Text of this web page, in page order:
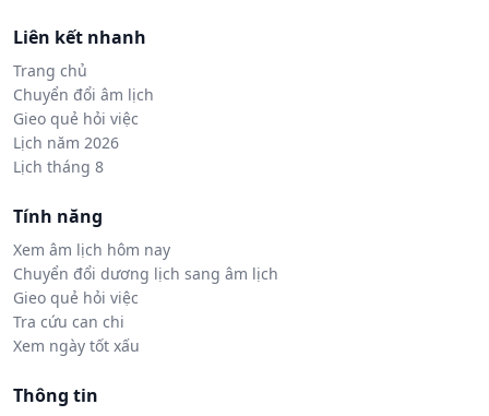
Liên kết nhanh
Trang chủ
Chuyển đổi âm lịch
Gieo quẻ hỏi việc
Lịch năm 2026
Lịch tháng 8
Tính năng
Xem âm lịch hôm nay
Chuyển đổi dương lịch sang âm lịch
Gieo quẻ hỏi việc
Tra cứu can chi
Xem ngày tốt xấu
Thông tin